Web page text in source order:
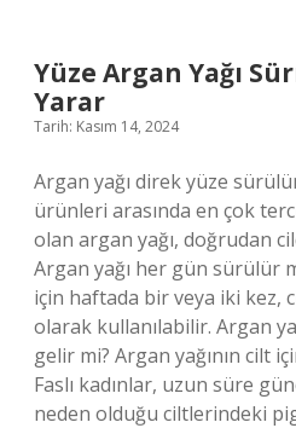
Yüze Argan Yağı
Yarar
Tarih: Kasım 14, 2024
Argan yağı direk yüze
ürünleri arasında en çok
olan argan yağı, doğrudan
Argan yağı her gün sürülür
için haftada bir veya iki kez,
olarak kullanılabilir. Argan
gelir mi? Argan yağının cilt
Faslı kadınlar, uzun süre
neden olduğu ciltlerindeki